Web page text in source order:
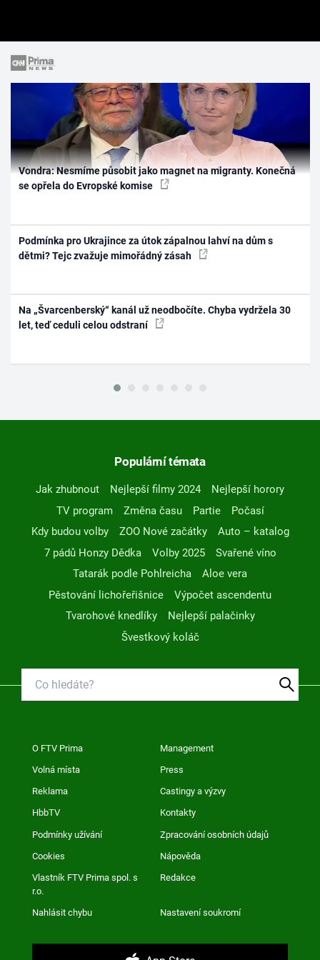
Vondra: Nesmíme působit jako magnet na migranty. Konečná
se opřela do Evropské komise
Podmínka pro Ukrajince za útok zápalnou lahví na dům s
dětmi? Tejc zvažuje mimořádný zásah
Na „Švarcenberský“ kanál už neodbočíte. Chyba vydržela 30
let, teď ceduli celou odstraní
Populární témata
Jak zhubnout Nejlepší filmy 2024
Nejlepší horory
TV program
Změna času Partie
Počasí
Kdy budou volby
ZOO Nové začátky
Auto – katalog
7 pádů Honzy Dědka
Volby 2025
Svařené víno
Tatarák podle Pohlreicha
Aloe vera
Pěstování lichořeřišnice
Výpočet ascendentu
Tvarohové knedlíky
Nejlepší palačinky
Švestkový koláč
O FTV Prima Management
Volná místa Press
Reklama Castingy a výzvy
HbbTV Kontakty
Podmínky užívání Zpracování osobních údajů
Cookies Nápověda
Vlastník FTV Prima spol. s
r.o.
Redakce
Nahlásit chybu Nastavení soukromí